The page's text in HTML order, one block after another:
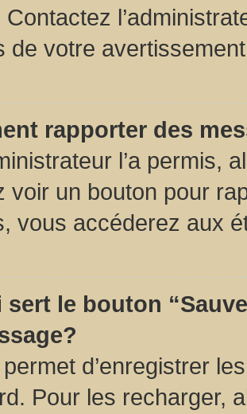
Contactez
de votre
rapporter des
l’a permis,
voir un bouton pour
vous accéderez aux
sert le bouton
d’enregistrer
Pour les recharger,